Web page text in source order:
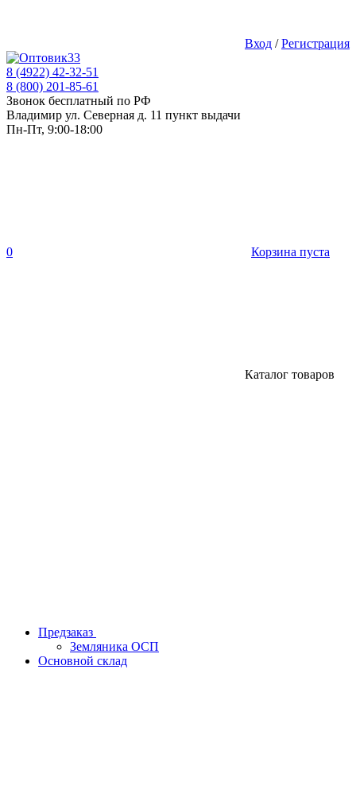
Вход /Регистрация
8 (4922) 42-32-51
8 (800) 201-85-61
Звонок бесплатный по РФ
Владимир ул. Северная д. 11 пункт выдачи
Пн-Пт, 9:00-18:00
0 Корзина пуста
Каталог товаров
Предзаказ
Земляника ОСП
Основной склад